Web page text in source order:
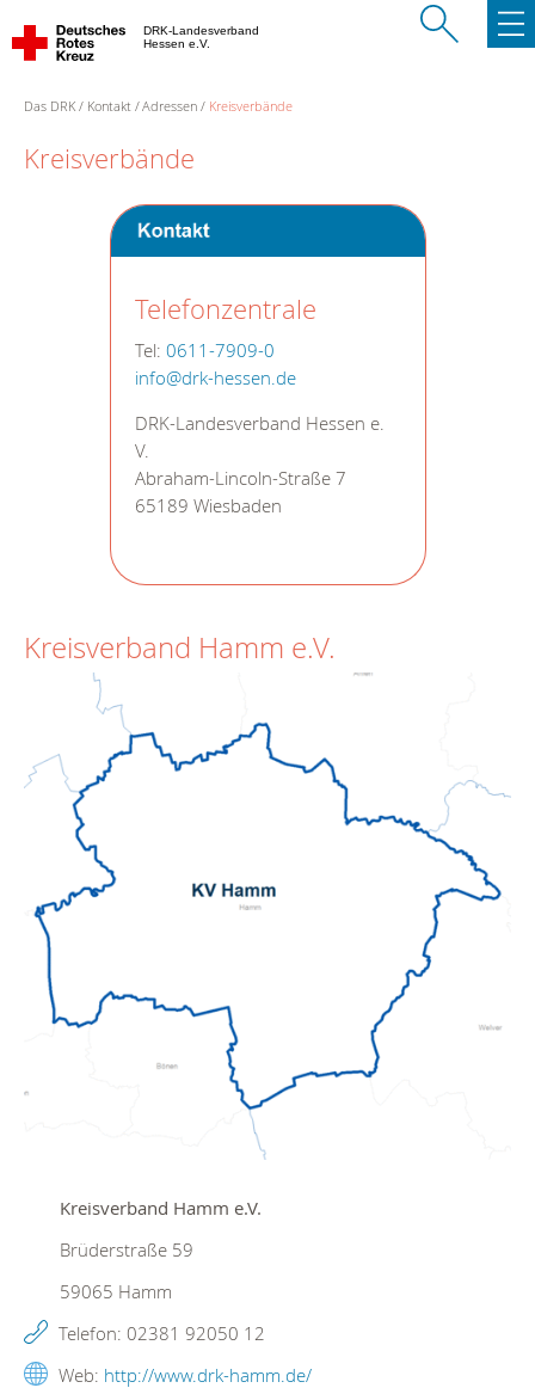
DRK-Landesverband
Hessen e.V.
Das DRK Kontakt Adressen Kreisverbände
Kreisverbände
Telefonzentrale
Tel: 0611-7909-0
info@drk-hessen.de
DRK-Landesverband Hessen e.
V.
Abraham-Lincoln-Straße 7
65189 Wiesbaden
Kreisverband Hamm e.V.
Kreisverband Hamm e.V.
Brüderstraße 59
59065 Hamm
Telefon: 02381 92050 12
Web: http://www.drk-hamm.de/